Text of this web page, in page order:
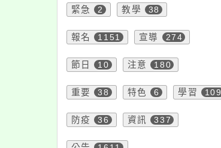
緊急 2 教學 38
報名 1151 宣導 274
節日 10 注意 180
重要 38 特色 6 學習 109
防疫 36 資訊 337